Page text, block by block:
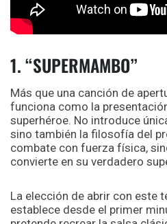
1. “SUPERMAMBO”
Más que una canción de
funciona como la
superhéroe. No introduce
sino también la filosofía del
combate con fuerza física,
convierte en su verdadero
La elección de abrir con este
establece desde el primer